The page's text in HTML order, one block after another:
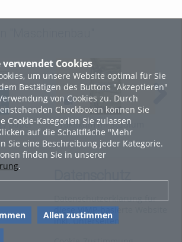
verwendet Cookies
um unsere Website optimal für Sie
Bestätigen des Buttons "Akzeptieren"
von Cookies zu. Durch
Checkboxen können Sie
Cookie-Kategorien Sie zulassen
auf die Schaltfläche "Mehr
Sie eine Beschreibung jeder Kategorie.
finden Sie in unserer
.
Allen zustimmen
"Maschinenbau"
paper
Praktikum im Studium
Verfahrenstechnik und
Chemieingenieurwesen
Datenschutzerklärung für
diese ViMP-basierte Website
inkl. Unterseiten